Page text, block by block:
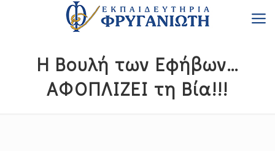
Η Βουλή των Εφήβων…
ΑΦΟΠΛΙΖΕΙ τη Βία!!!